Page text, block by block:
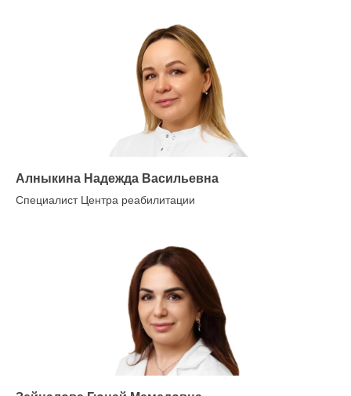
Алныкина Надежда Васильевна
Специалист Центра реабилитации